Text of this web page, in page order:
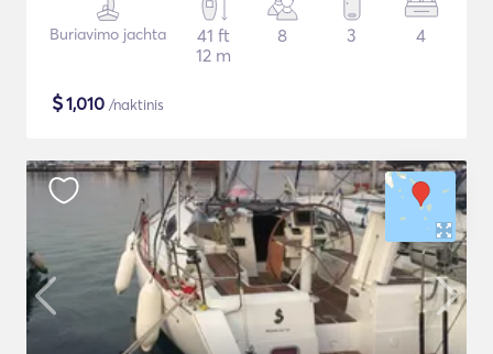
Buriavimo jachta
41 ft
12 m
8 3 4
$1,010 /naktinis